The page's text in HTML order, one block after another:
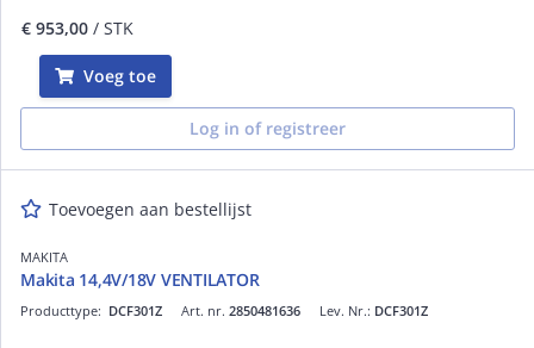
€ 953,00 / STK
Voeg toe
Log in of registreer
Toevoegen aan bestellijst
MAKITA
Makita 14,4V/18V VENTILATOR
Art. nr. 2850481636
Producttype: DCF301Z Lev. Nr.: DCF301Z